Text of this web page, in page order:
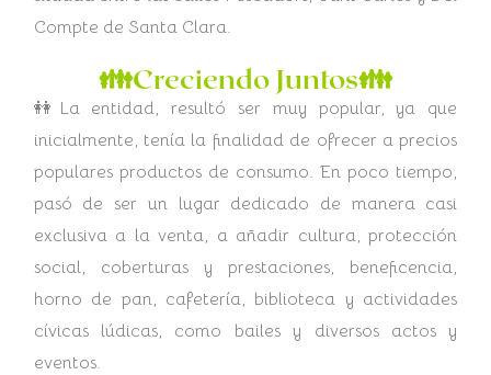
Compte de Santa Clara.
👪Creciendo Juntos👪
👭La entidad, resultó ser muy popular, ya que
inicialmente, tenía la finalidad de ofrecer a precios
populares productos de consumo. En poco tiempo,
pasó de ser un lugar dedicado de manera casi
exclusiva a la venta, a añadir cultura, protección
social, coberturas y prestaciones, beneficencia,
horno de pan, cafetería, biblioteca y actividades
cívicas lúdicas, como bailes y diversos actos y
eventos.